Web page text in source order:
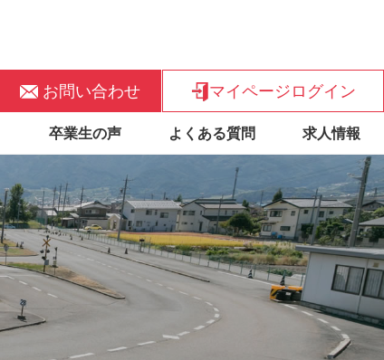
お問い合わせ マイページログイン
卒業生の声 よくある質問 求人情報